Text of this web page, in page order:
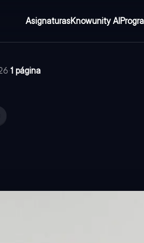
AsignaturasKnowunity AI
·1 página